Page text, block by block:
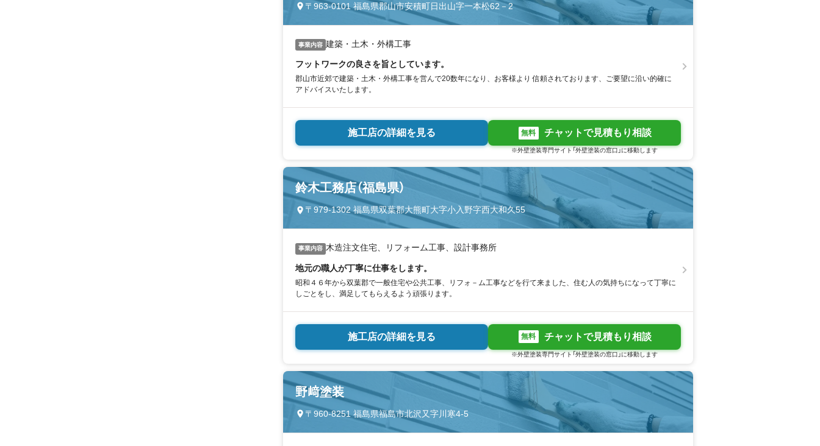
〒963-0101 福島県郡山市安積町日出山字一本松62－2
事業内容 建築・土木・外構工事
フットワークの良さを旨としています。
郡山市近郊で建築・土木・外構工事を営んで20数年になり、お客様より 信頼されております、ご要望に沿い的確に
アドバイスいたします。
施工店の詳細を見る 無料 チャットで見積もり相談
※外壁塗装専門サイト「外壁塗装の窓口」に移動します
鈴木工務店（福島県）
〒979-1302 福島県双葉郡大熊町大字小入野字西大和久55
事業内容 木造注文住宅、リフォーム工事、設計事務所
地元の職人が丁寧に仕事をします。
昭和４６年から双葉郡で一般住宅や公共工事、リフォ－ム工事などを行て来ました、住む人の気持ちになって丁寧に
しごとをし、満足してもらえるよう頑張ります。
施工店の詳細を見る 無料 チャットで見積もり相談
※外壁塗装専門サイト「外壁塗装の窓口」に移動します
野﨑塗装
〒960-8251 福島県福島市北沢又字川寒4-5